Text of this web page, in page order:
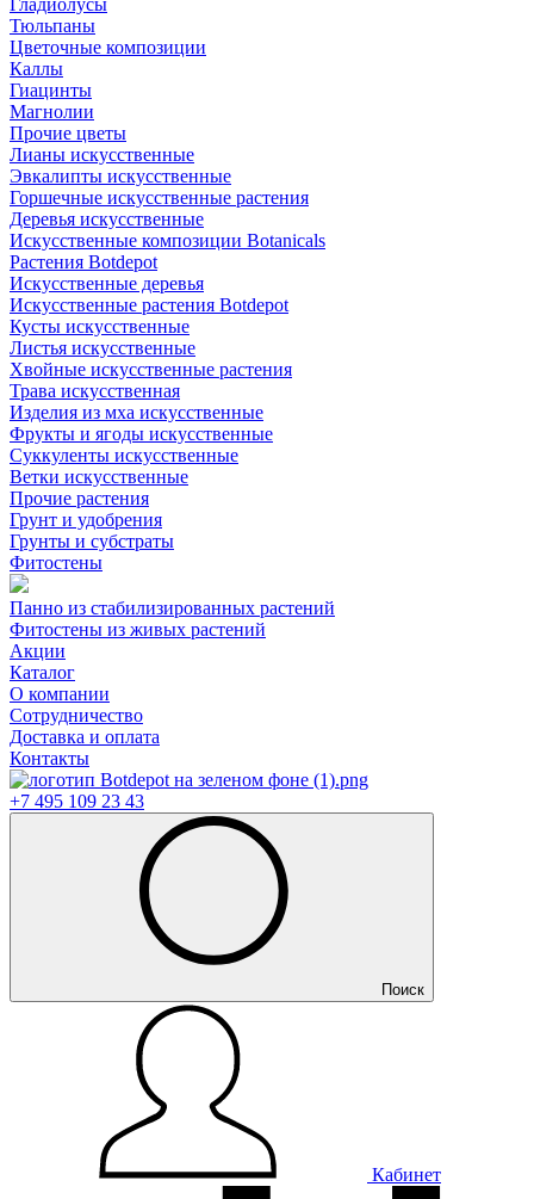
Тюльпаны
Цветочные композиции
Каллы
Гиацинты
Магнолии
Прочие цветы
Лианы искусственные
Эвкалипты искусственные
Горшечные искусственные растения
Деревья искусственные
Искусственные композиции Botanicals
Растения Botdepot
Искусственные деревья
Искусственные растения Botdepot
Кусты искусственные
Листья искусственные
Хвойные искусственные растения
Трава искусственная
Изделия из мха искусственные
Фрукты и ягоды искусственные
Суккуленты искусственные
Ветки искусственные
Прочие растения
Грунт и удобрения
Грунты и субстраты
Фитостены
Панно из стабилизированных растений
Фитостены из живых растений
Акции
Каталог
О компании
Сотрудничество
Доставка и оплата
Контакты
+7 495 109 23 43
Поиск
Кабинет